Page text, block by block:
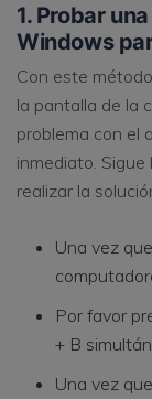
1. Probar
Windows
Con este
la pantalla de la
problema con el
inmediato.
realizar la
Una vez
Por favor
+ B
Una vez